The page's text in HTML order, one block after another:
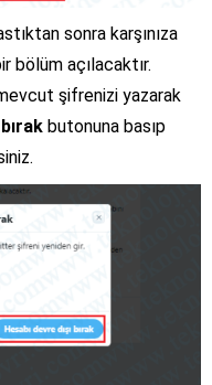
sonra karşınıza
bölüm açılacaktır.
şifrenizi yazarak
butonuna basıp